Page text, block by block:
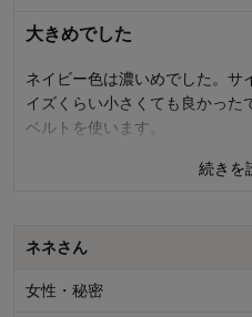
デザイン
購入商品：
(終
お気に入りポイント： デ
おすすめ用途：
身長（cm）：
サイズ：
大きめでした
ネイビー色は濃いめでした。サ
イズくらい小さくても良かった
ベルトを使います。
人が参考
続きを
ネネさん
女性・秘密